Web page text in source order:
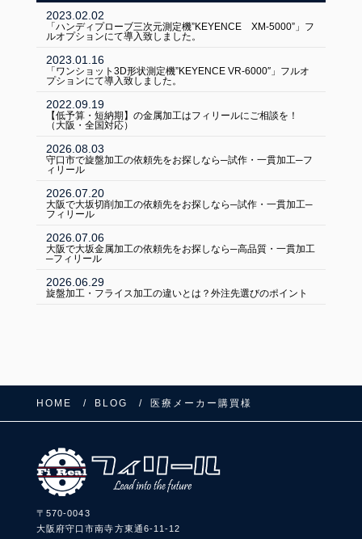
2023.02.02
「ハンディプローブ三次元測定機”KEYENCE XM-5000”」フ
ルオプションにて導入致しました。
2023.01.16
「ワンショット3D形状測定機”KEYENCE VR-6000″」フルオ
プションにて導入致しました。
2022.09.19
【低予算・短納期】の金属加工はフィリールにご相談を！
（大阪・全国対応）
2026.08.03
守口市で旋盤加工の依頼先をお探しなら─試作・一貫加工─フ
ィリール
2026.07.20
大阪で大坂切削加工の依頼先をお探しなら─試作・一貫加工─
フィリール
2026.07.06
大阪で大坂金属加工の依頼先をお探しなら─高品質・一貫加工
─フィリール
2026.06.29
旋盤加工・フライス加工の違いとは？外注先選びのポイント
HOME BLOG 医療メーカー購買様
〒570-0043
大阪府守口市南寺方東通6-11-12